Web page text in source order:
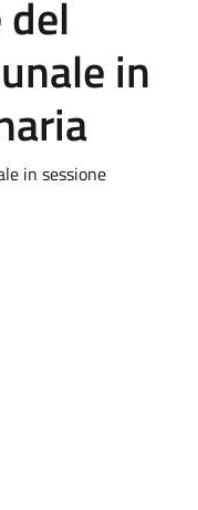
in
in sessione